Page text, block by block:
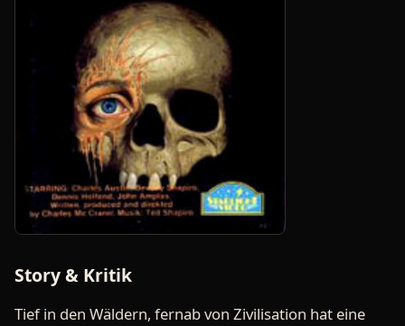
Story & Kritik
Tief in den Wäldern, fernab von Zivilisation hat eine